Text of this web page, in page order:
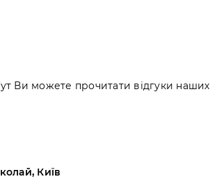
Ви можете прочитати відгуки наших
Київ